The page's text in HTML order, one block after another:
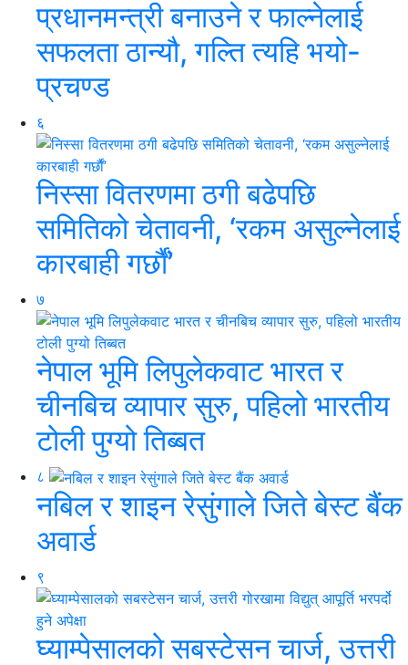
प्रधानमन्त्री बनाउने र फाल्नेलाई
सफलता ठान्यौ, गल्ति त्यहि भयो-
प्रचण्ड
६
निस्सा वितरणमा ठगी बढेपछि
समितिको चेतावनी, ‘रकम असुल्नेलाई
कारबाही गर्छाैं’
७
नेपाल भूमि लिपुलेकवाट भारत र
चीनबिच व्यापार सुरु, पहिलो भारतीय
टोली पुग्यो तिब्बत
८
नबिल र शाइन रेसुंगाले जिते बेस्ट बैंक
अवार्ड
९
घ्याम्पेसालको सबस्टेसन चार्ज, उत्तरी